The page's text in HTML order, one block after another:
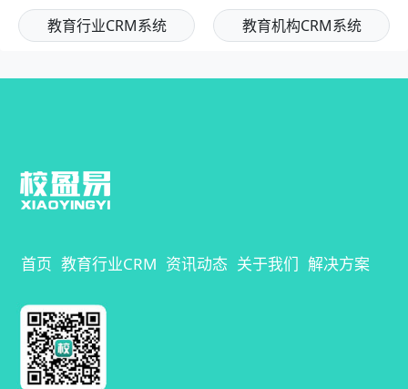
教育行业CRM系统 教育机构CRM系统
首页 教育行业CRM 资讯动态 关于我们 解决方案